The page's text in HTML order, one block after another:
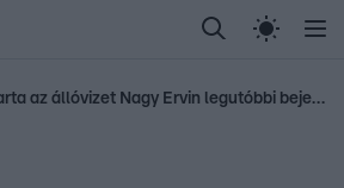
Randi Celeb vagyok,
Most Wanted Gallusz
Felkavarta az állóvizet Nagy Ervin legutóbbi bejegyzése – Hankó Balázsnak üzent